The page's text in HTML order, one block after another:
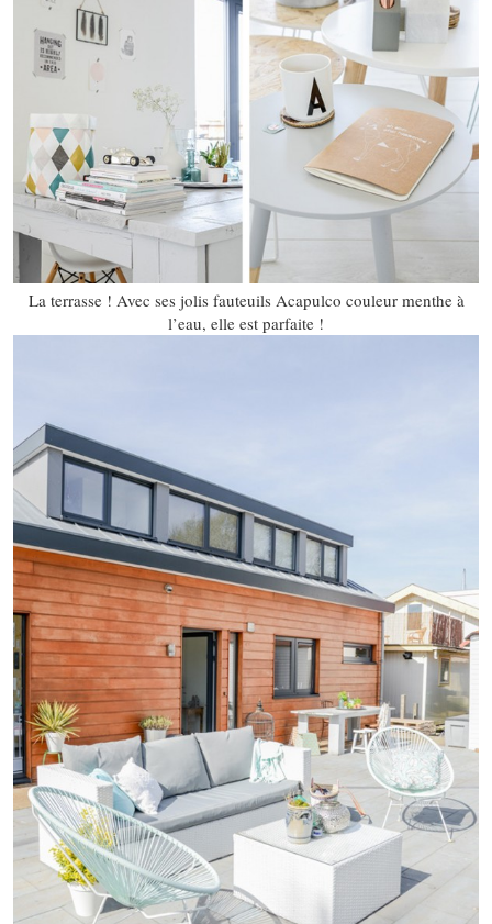
La terrasse ! Avec ses jolis fauteuils Acapulco couleur menthe à
l’eau, elle est parfaite !